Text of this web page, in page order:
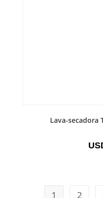
Lava-secadora
1 2